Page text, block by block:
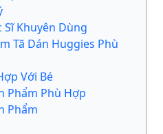
Sĩ Khuyên Dùng
Tã Dán Huggies Phù
Với Bé
Phẩm Phù Hợp
Phẩm